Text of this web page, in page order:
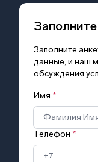
Заполните
данные, и наш
обсуждения
Имя *
Телефон *